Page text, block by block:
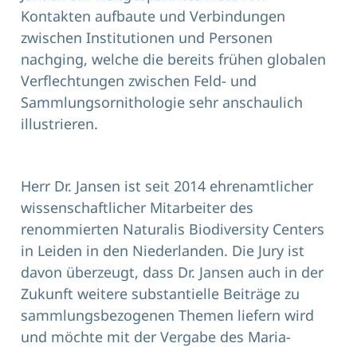
Kontakten aufbaute und Verbindungen
zwischen Institutionen und Personen
nachging, welche die bereits frühen globalen
Verflechtungen zwischen Feld- und
Sammlungsornithologie sehr anschaulich
illustrieren.
Herr Dr. Jansen ist seit 2014 ehrenamtlicher
wissenschaftlicher Mitarbeiter des
renommierten Naturalis Biodiversity Centers
in Leiden in den Niederlanden. Die Jury ist
davon überzeugt, dass Dr. Jansen auch in der
Zukunft weitere substantielle Beiträge zu
sammlungsbezogenen Themen liefern wird
und möchte mit der Vergabe des Maria-